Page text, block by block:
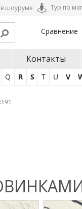
шоуруме Тур по
Сравнение
Контакты
Q R S T U V